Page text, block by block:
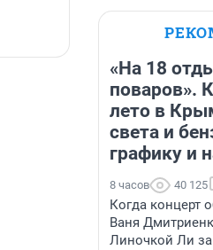
«На 18
поваров».
лето в
света и
графику и
8 часов 40 125
Когда концерт
Ваня
Линочкой Ли